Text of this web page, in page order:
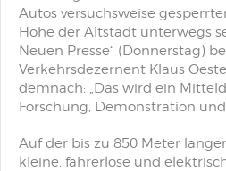
Autos versuchsweise
Höhe der Altstadt unterwegs
Neuen Presse“ (Donnerstag)
Verkehrsdezernent Klaus
demnach: „Das wird ein
Forschung, Demonstration
Auf der bis zu 850 Meter
kleine, fahrerlose und